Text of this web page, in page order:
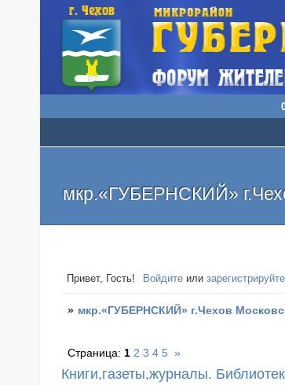
мкр.«ГУБЕРНСКИЙ»
Привет, Гость! Войдите или
» мкр.«ГУБЕРНСКИЙ» г.Чехов
Книги,газеты,журналы.
Страница: 1 2 3 4 5 »